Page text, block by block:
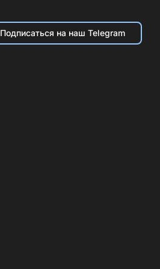
Подписаться на наш Telegram